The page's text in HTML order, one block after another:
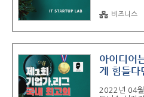
아래에 3가
창업경진대
어린이 아지
드림 스타트
창업경진대
집 9. 신한
10. 인천관광
타트업 파크
비즈니스
아이디어
게 힘들다
2022년 04